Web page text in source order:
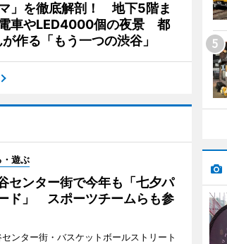
」を徹底解剖！ 地下5階ま
車やLED4000個の夜景 都
作る「もう一つの渋谷」
・遊ぶ
センター街で今年も「七夕パ
ド」 スポーツチームらも参
ンター街・バスケットボールストリート